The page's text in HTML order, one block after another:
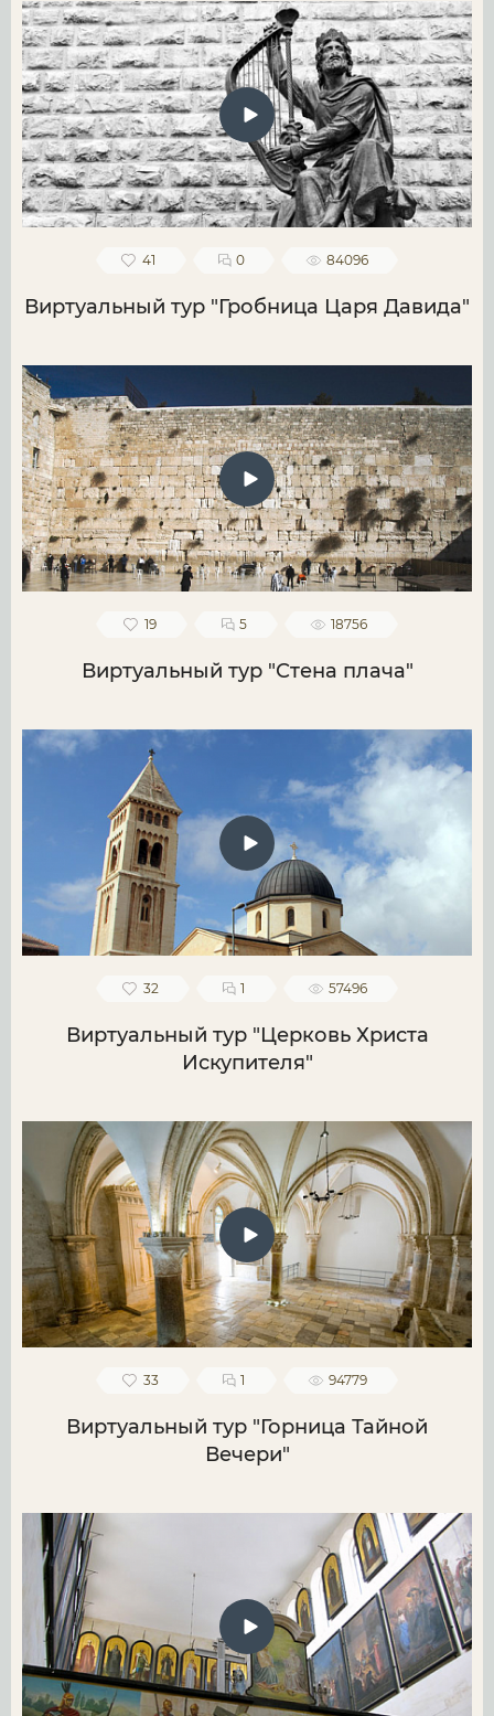
41 0 84096
Виртуальный тур "Гробница Царя Давида"
19 5 18756
Виртуальный тур "Стена плача"
32 1 57496
Виртуальный тур "Церковь Христа
Искупителя"
33 1 94779
Виртуальный тур "Горница Тайной
Вечери"